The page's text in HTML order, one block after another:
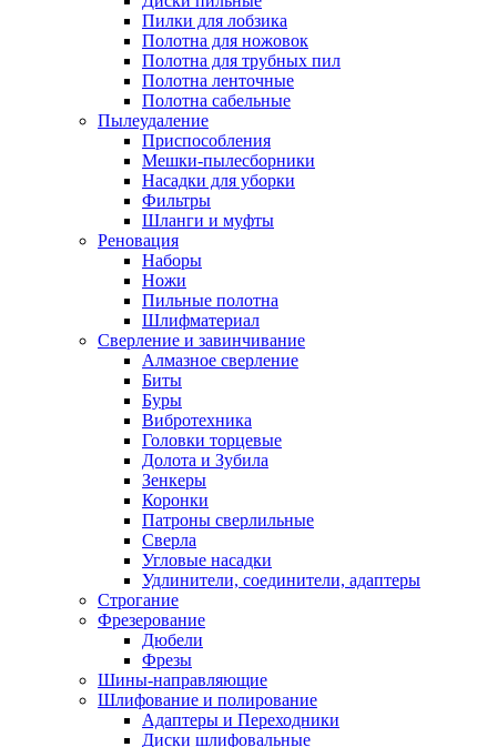
Пилки для лобзика
Полотна для ножовок
Полотна для трубных пил
Полотна ленточные
Полотна сабельные
Пылеудаление
Приспособления
Мешки-пылесборники
Насадки для уборки
Фильтры
Шланги и муфты
Реновация
Наборы
Ножи
Пильные полотна
Шлифматериал
Сверление и завинчивание
Алмазное сверление
Биты
Буры
Вибротехника
Головки торцевые
Долота и Зубила
Зенкеры
Коронки
Патроны сверлильные
Сверла
Угловые насадки
Удлинители, соединители, адаптеры
Строгание
Фрезерование
Дюбели
Фрезы
Шины-направляющие
Шлифование и полирование
Адаптеры и Переходники
Диски шлифовальные